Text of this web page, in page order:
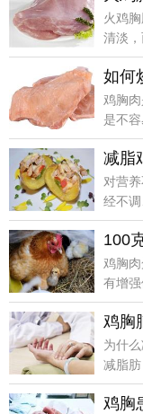
火鸡
清淡
是蛋
如何
鸡胸
是不
对营
经不
肿、
鸡胸
有增
育有
为什
减脂
作用
鸡胸